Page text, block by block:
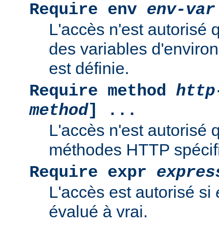
Require env env-var
L'accès n'est autorisé
des variables
est définie.
Require method
method] ...
L'accès n'est autorisé
méthodes HTTP
Require expr
L'accès est autorisé si
évalué à vrai.